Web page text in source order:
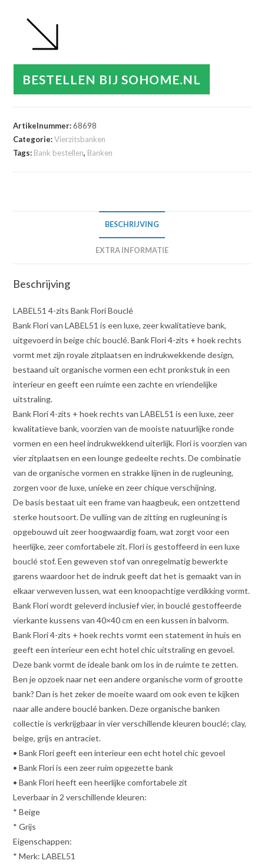
BESTELLEN BIJ SOHOME.NL
Artikelnummer:68698
Categorie:Vierzitsbanken
Tags: Bank bestellen, Banken
BESCHRIJVING
EXTRA INFORMATIE
Beschrijving
LABEL51 4-zits Bank Flori Bouclé
Bank Flori van LABEL51 is een luxe, zeer kwalitatieve bank,
uitgevoerd in beige chic bouclé. Bank Flori 4-zits + hoek rechts
vormt met zijn royale zitplaatsen en indrukwekkende design,
bestaand uit organische vormen een echt pronkstuk in een
interieur en geeft een ruimte een zachte en vriendelijke
uitstraling.
Bank Flori 4-zits + hoek rechts van LABEL51 is een luxe, zeer
kwalitatieve bank, voorzien van de mooiste natuurlijke ronde
vormen en een heel indrukwekkend uiterlijk. Flori is voorzien van
vier zitplaatsen en een lounge gedeelte rechts. De combinatie
van de organische vormen en strakke lijnen in de rugleuning,
zorgen voor de luxe, unieke en zeer chique verschijning.
De basis bestaat uit een frame van haagbeuk, een ontzettend
sterke houtsoort. De vulling van de zitting en rugleuning is
opgebouwd uit zeer hoogwaardig foam, wat zorgt voor een
heerlijke, zeer comfortabele zit. Flori is gestoffeerd in een luxe
bouclé stof. Een geweven stof van onregelmatig bewerkte
garens waardoor het de indruk geeft dat het is gemaakt van in
elkaar verweven lussen, wat een knoopachtige verdikking vormt.
Bank Flori wordt geleverd inclusief vier, in bouclé gestoffeerde
vierkante kussens van 40×40 cm en een kussen in balvorm.
Bank Flori 4-zits + hoek rechts vormt een statement in huis en
geeft een interieur een echt hotel chic uitstraling en gevoel.
Deze bank vormt de ideale bank om los in de ruimte te zetten.
Ben je opzoek naar net een andere organische vorm of grootte
bank? Dan is het zeker de moeite waard om ook even te kijken
naar alle andere bouclé banken. Deze organische banken
collectie is verkrijgbaar in vier verschillende kleuren bouclé; clay,
beige, grijs en antraciet.
• Bank Flori geeft een interieur een echt hotel chic gevoel
• Bank Flori is een zeer ruim opgezette bank
• Bank Flori heeft een heerlijke comfortabele zit
Leverbaar in 2 verschillende kleuren:
* Beige
* Grijs
Eigenschappen:
* Merk: LABEL51